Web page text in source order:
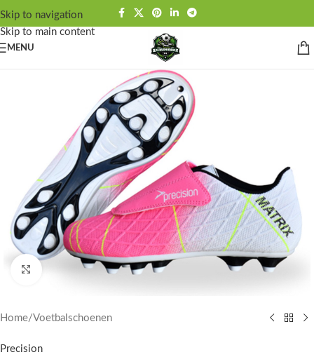
Skip to navigation
Skip to main content
MENU
Click to enlarge
Home/Voetbalschoenen
Precision